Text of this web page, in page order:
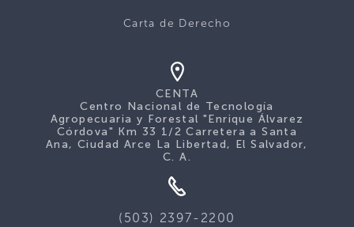
Carta de Derecho
CENTA
Centro Nacional de Tecnología
Agropecuaria y Forestal "Enrique Álvarez
Córdova" Km 33 1/2 Carretera a Santa
Ana, Ciudad Arce La Libertad, El Salvador,
C. A.
(503) 2397-2200